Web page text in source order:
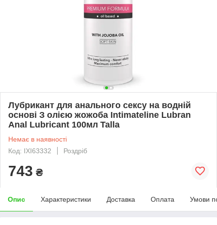
Лубрикант для анального сексу на водній
основі З олією жожоба Intimateline Lubran
Anal Lubricant 100мл Talla
Немає в наявності
Код: IXI63332
Роздріб
743 ₴
Опис Характеристики Доставка Оплата Умови